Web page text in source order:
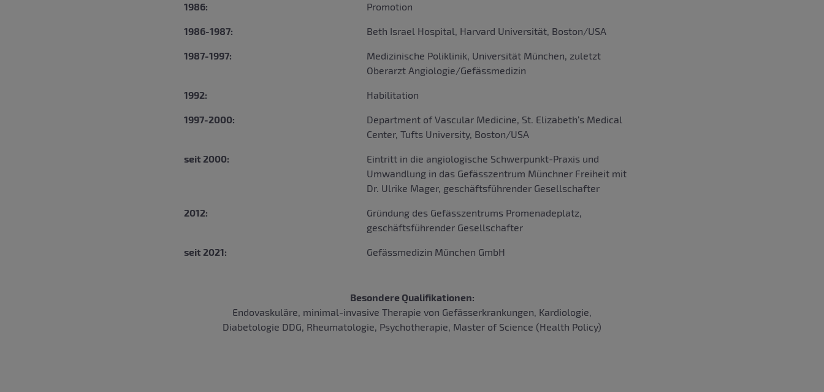
1986: Promotion
1986-1987: Beth Israel Hospital, Harvard Universität, Boston/USA
1987-1997:
Medizinische Poliklinik, Universität München, zuletzt
Oberarzt Angiologie/Gefässmedizin
1992: Habilitation
1997-2000:
Department of Vascular Medicine, St. Elizabeth‘s Medical
Center, Tufts University, Boston/USA
seit 2000:
Eintritt in die angiologische Schwerpunkt-Praxis und
Umwandlung in das Gefässzentrum Münchner Freiheit mit
Dr. Ulrike Mager, geschäftsführender Gesellschafter
2012:
Gründung des Gefässzentrums Promenadeplatz,
geschäftsführender Gesellschafter
seit 2021: Gefässmedizin München GmbH
Besondere Qualifikationen:
Endovaskuläre, minimal-invasive Therapie von Gefässerkrankungen, Kardiologie,
Diabetologie DDG, Rheumatologie, Psychotherapie, Master of Science (Health Policy)